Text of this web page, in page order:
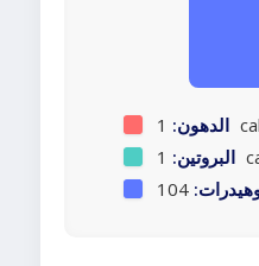
الدهون: 1
البروتين: 1